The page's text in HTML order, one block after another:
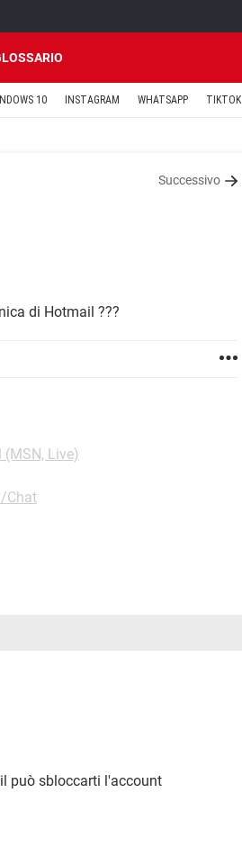
10 INSTAGRAM WHATSAPP TIKTOK
Successivo
di Hotmail ???
Live)
Chat
può sbloccarti l'account